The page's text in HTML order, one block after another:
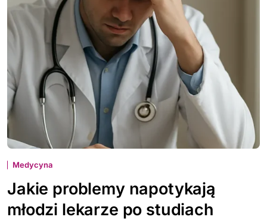
Medycyna
Jakie problemy napotykają
młodzi lekarze po studiach